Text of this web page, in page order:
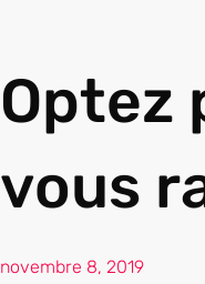
Optez
vous
novembre 8, 2019